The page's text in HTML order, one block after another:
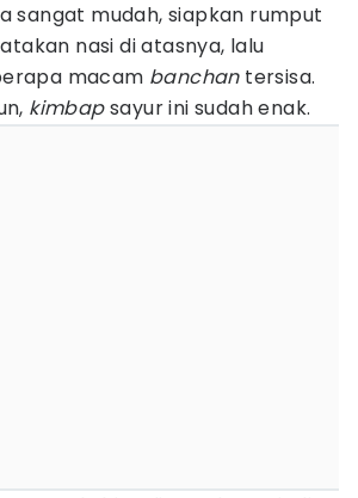
sangat mudah, siapkan rumput
nasi di atasnya, lalu
macam banchantersisa.
kimbapsayur ini sudah enak.